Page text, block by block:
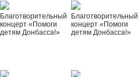
Благотворительный
концерт «Помоги
детям Донбасса!»
Благотворительный
концерт «Помоги
детям Донбасса!»